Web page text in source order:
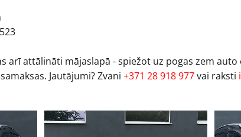
arī attālināti mājaslapā - spiežot uz pogas zem
Jautājumi? Zvani +371 28 918 977vai raksti